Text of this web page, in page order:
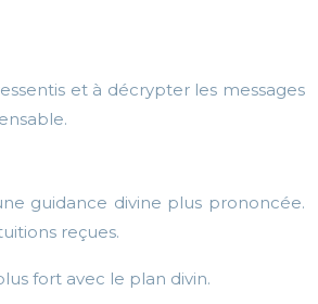
et à décrypter les messages
guidance divine plus prononcée.
reçues.
fort avec le plan divin.